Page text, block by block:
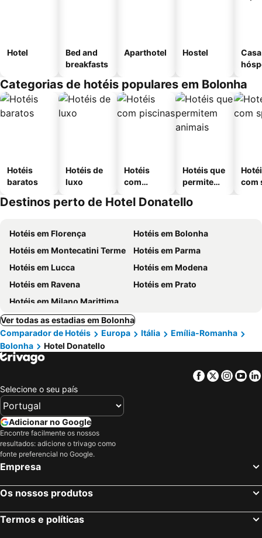
Hotel
Bed and
breakfasts
Aparthotel Hostel
Categorias de hotéis populares em Bolonha
Hotéis
baratos
Hotéis de
luxo
Hotéis
com
Hotéis que
permitem
com
Destinos perto de Hotel Donatello
Hotéis em Florença
Hotéis em Bolonha
Hotéis em Montecatini Terme
Hotéis em Parma
Hotéis em Lucca
Hotéis em Modena
Hotéis em Ravena
Hotéis em Prato
Hotéis em Milano Marittima
Ver todas as estadias em Bolonha
Comparador de Hotéis
Europa Itália
Emília-Romanha
Bolonha
Hotel Donatello
Facebook
Twitter
Selecione o seu país
Adicionar no Google
Encontre facilmente os nossos
resultados: adicione o trivago como
fonte preferencial no Google.
Empresa
Os nossos produtos
Termos e políticas